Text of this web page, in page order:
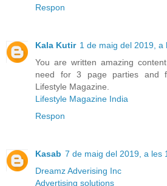
Respon
Kala Kutir 1 de maig del 2019, a
You are written amazing
need for 3 page parties and
Lifestyle Magazine.
Lifestyle Magazine India
Respon
Kasab 7 de maig del 2019, a les
Dreamz Adverising Inc
Advertising solutions